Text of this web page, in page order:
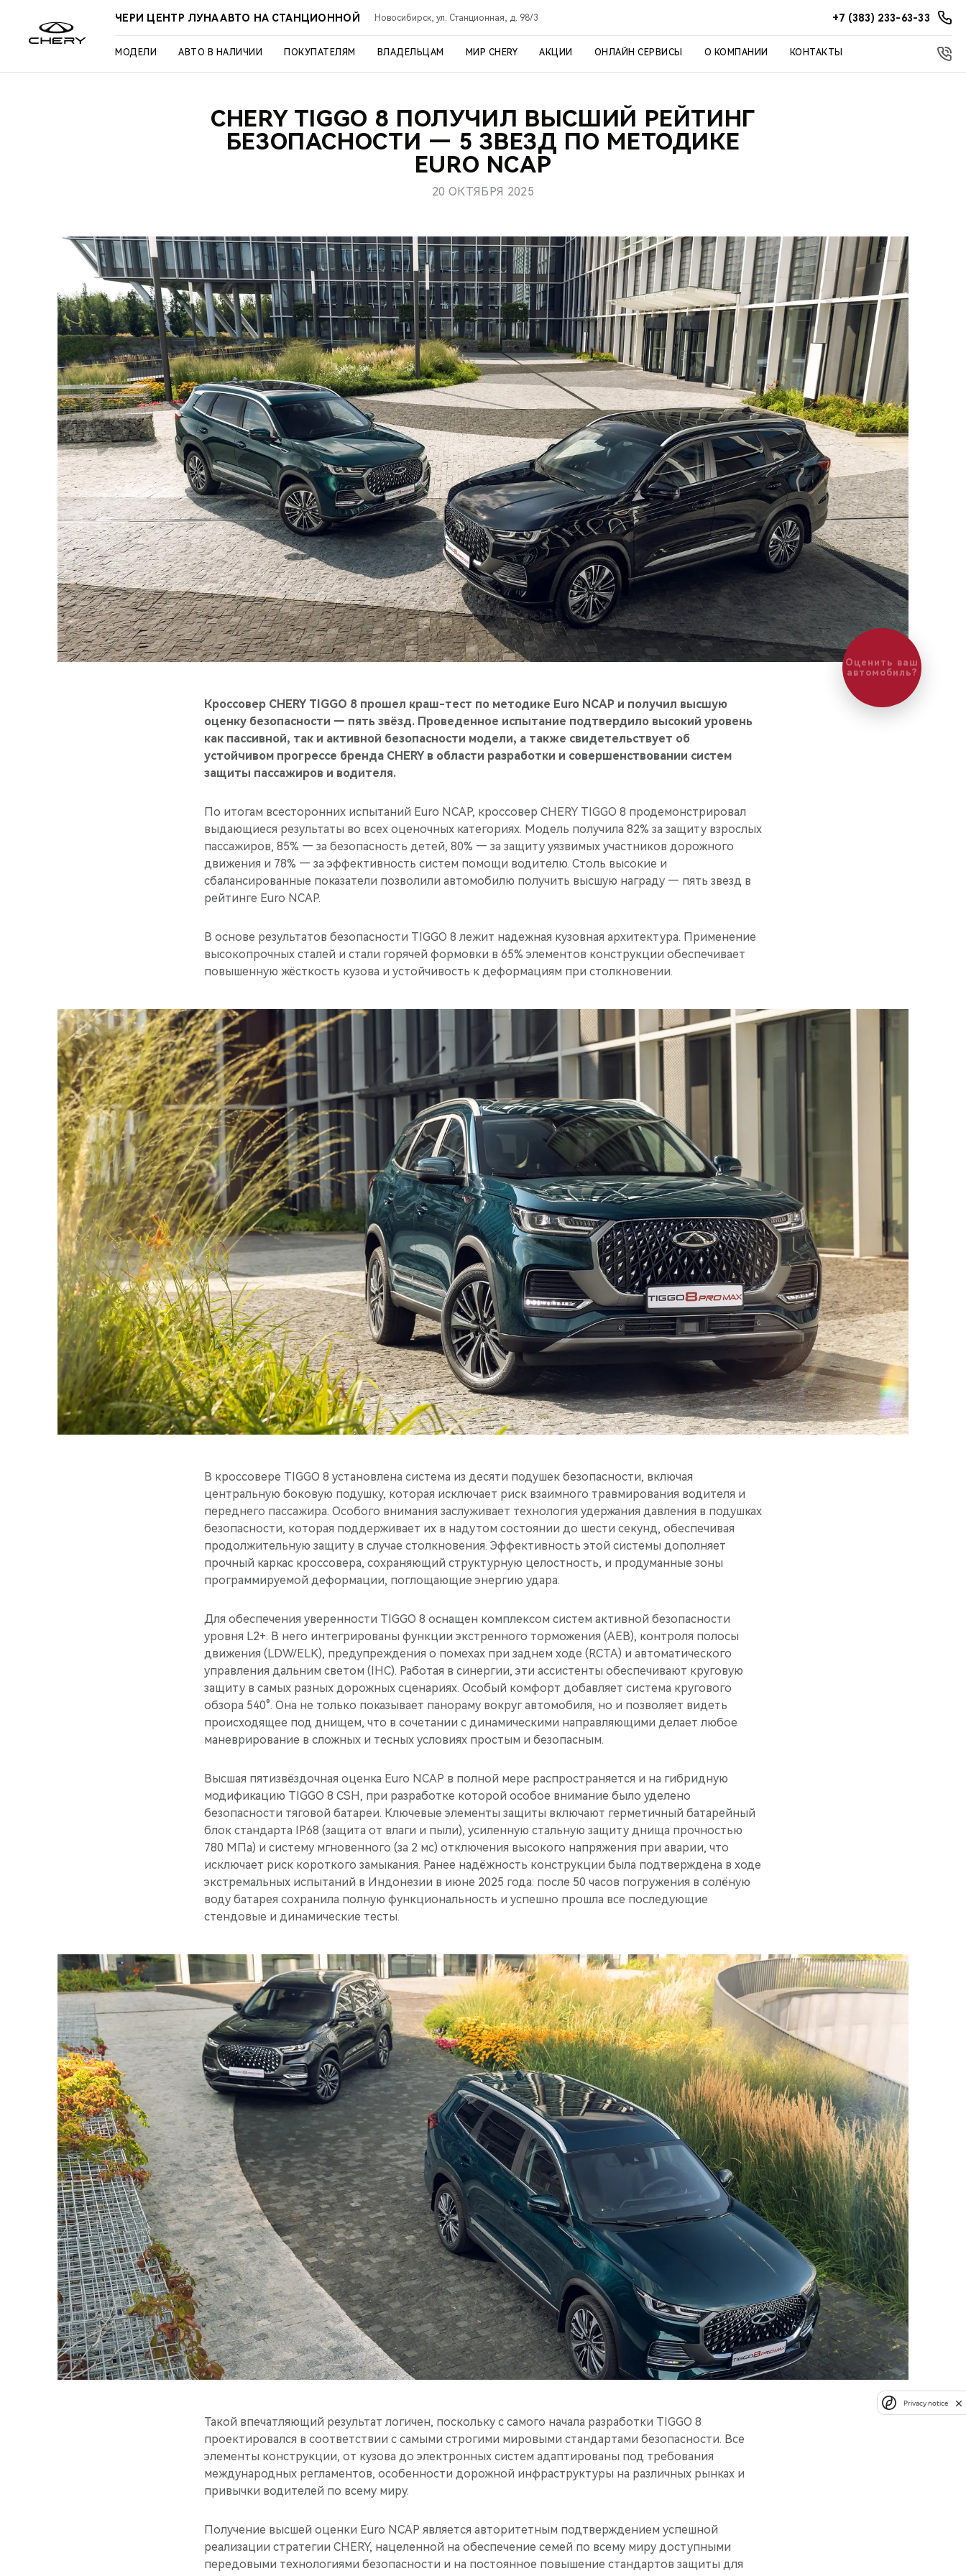
ЧЕРИ ЦЕНТР ЛУНА АВТО НА СТАНЦИОННОЙ Новосибирск, ул. Станционная, д. 98/3 +7 (383) 233-63-33
МОДЕЛИ АВТО В НАЛИЧИИ ПОКУПАТЕЛЯМ ВЛАДЕЛЬЦАМ МИР CHERY АКЦИИ ОНЛАЙН СЕРВИСЫ О КОМПАНИИ КОНТАКТЫ
CHERY TIGGO 8 ПОЛУЧИЛ ВЫСШИЙ РЕЙТИНГ
БЕЗОПАСНОСТИ — 5 ЗВЕЗД ПО МЕТОДИКЕ
EURO NCAP
20 ОКТЯБРЯ 2025
Кроссовер CHERY TIGGO 8 прошел краш-тест по методике Euro NCAP и получил высшую
оценку безопасности — пять звёзд. Проведенное испытание подтвердило высокий уровень
как пассивной, так и активной безопасности модели, а также свидетельствует об
устойчивом прогрессе бренда CHERY в области разработки и совершенствовании систем
защиты пассажиров и водителя.
По итогам всесторонних испытаний Euro NCAP, кроссовер CHERY TIGGO 8 продемонстрировал
выдающиеся результаты во всех оценочных категориях. Модель получила 82% за защиту взрослых
пассажиров, 85% — за безопасность детей, 80% — за защиту уязвимых участников дорожного
движения и 78% — за эффективность систем помощи водителю. Столь высокие и
сбалансированные показатели позволили автомобилю получить высшую награду — пять звезд в
рейтинге Euro NCAP.
В основе результатов безопасности TIGGO 8 лежит надежная кузовная архитектура. Применение
высокопрочных сталей и стали горячей формовки в 65% элементов конструкции обеспечивает
повышенную жёсткость кузова и устойчивость к деформациям при столкновении.
В кроссовере TIGGO 8 установлена система из десяти подушек безопасности, включая
центральную боковую подушку, которая исключает риск взаимного травмирования водителя и
переднего пассажира. Особого внимания заслуживает технология удержания давления в подушках
безопасности, которая поддерживает их в надутом состоянии до шести секунд, обеспечивая
продолжительную защиту в случае столкновения. Эффективность этой системы дополняет
прочный каркас кроссовера, сохраняющий структурную целостность, и продуманные зоны
программируемой деформации, поглощающие энергию удара.
Для обеспечения уверенности TIGGO 8 оснащен комплексом систем активной безопасности
уровня L2+. В него интегрированы функции экстренного торможения (AEB), контроля полосы
движения (LDW/ELK), предупреждения о помехах при заднем ходе (RCTA) и автоматического
управления дальним светом (IHC). Работая в синергии, эти ассистенты обеспечивают круговую
защиту в самых разных дорожных сценариях. Особый комфорт добавляет система кругового
обзора 540°. Она не только показывает панораму вокруг автомобиля, но и позволяет видеть
происходящее под днищем, что в сочетании с динамическими направляющими делает любое
маневрирование в сложных и тесных условиях простым и безопасным.
Высшая пятизвёздочная оценка Euro NCAP в полной мере распространяется и на гибридную
модификацию TIGGO 8 CSH, при разработке которой особое внимание было уделено
безопасности тяговой батареи. Ключевые элементы защиты включают герметичный батарейный
блок стандарта IP68 (защита от влаги и пыли), усиленную стальную защиту днища прочностью
780 МПа) и систему мгновенного (за 2 мс) отключения высокого напряжения при аварии, что
исключает риск короткого замыкания. Ранее надёжность конструкции была подтверждена в ходе
экстремальных испытаний в Индонезии в июне 2025 года: после 50 часов погружения в солёную
воду батарея сохранила полную функциональность и успешно прошла все последующие
стендовые и динамические тесты.
Такой впечатляющий результат логичен, поскольку с самого начала разработки TIGGO 8
проектировался в соответствии с самыми строгими мировыми стандартами безопасности. Все
элементы конструкции, от кузова до электронных систем адаптированы под требования
международных регламентов, особенности дорожной инфраструктуры на различных рынках и
привычки водителей по всему миру.
Получение высшей оценки Euro NCAP является авторитетным подтверждением успешной
реализации стратегии CHERY, нацеленной на обеспечение семей по всему миру доступными
передовыми технологиями безопасности и на постоянное повышение стандартов защиты для
Оценить ваш
автомобиль?
Privacy notice